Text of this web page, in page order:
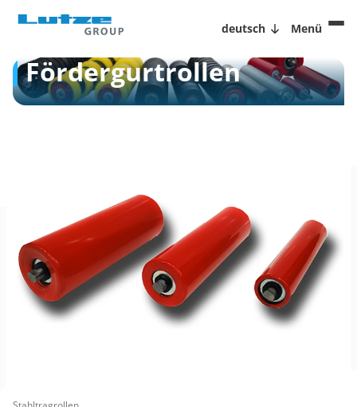
deutsch Menü
Fördergurtrollen